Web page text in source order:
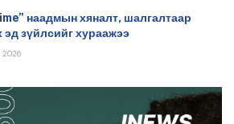
наадмын хяналт, шалгалтаар
эд зүйлсийг хураажээ
2026